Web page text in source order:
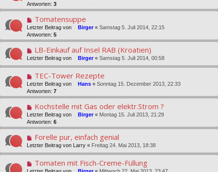
Antworten: 3
Tomatensuppe
Letzter Beitrag von Birger« Samstag 5. Juli 2014, 22:15
Antworten: 5
LB-Einkauf auf Insel RAB (Kroatien)
Letzter Beitrag von Birger« Samstag 5. Juli 2014, 00:58
TEC-Tower Rezepte
Letzter Beitrag von Hans « Sonntag 15. Dezember 2013, 22:33
Antworten: 7
Kochstelle mit Gas oder elektr.Strom ?
Letzter Beitrag von Birger« Montag 15. Juli 2013, 21:29
Antworten: 6
Forelle pur, einfach genial
Letzter Beitrag von Larry « Freitag 24. Mai 2013, 18:38
Tomaten mit Fisch-Creme-Füllung